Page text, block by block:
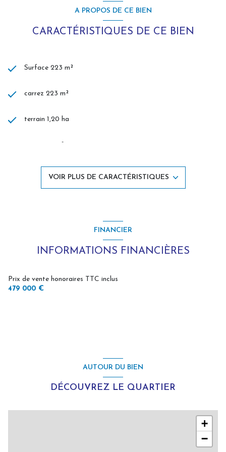
A PROPOS DE CE BIEN
CARACTÉRISTIQUES DE CE BIEN
Surface 223 m²
carrez 223 m²
terrain 1,20 ha
séjour 50 m²
cuisine séparée (équipée)
VOIR PLUS DE CARACTÉRISTIQUES
FINANCIER
INFORMATIONS FINANCIÈRES
Prix de vente honoraires TTC inclus
479 000 €
AUTOUR DU BIEN
DÉCOUVREZ LE QUARTIER
+
−